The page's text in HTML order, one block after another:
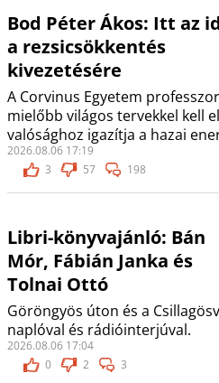
Bod Péter Ákos: Itt az
a rezsicsökkentés
kivezetésére
A Corvinus Egyetem
mielőbb világos tervekkel kell
valósághoz igazítja a hazai
2026.08.06 17:19
3
57 198
Libri-könyvajánló: Bán
Mór, Fábián Janka és
Tolnai Ottó
Göröngyös úton és a
naplóval és rádióinterjúval.
2026.08.06 17:04
0
2 3